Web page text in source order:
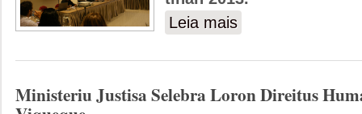
Leia mais
Ministeriu Justisa Selebra Loron Direitus